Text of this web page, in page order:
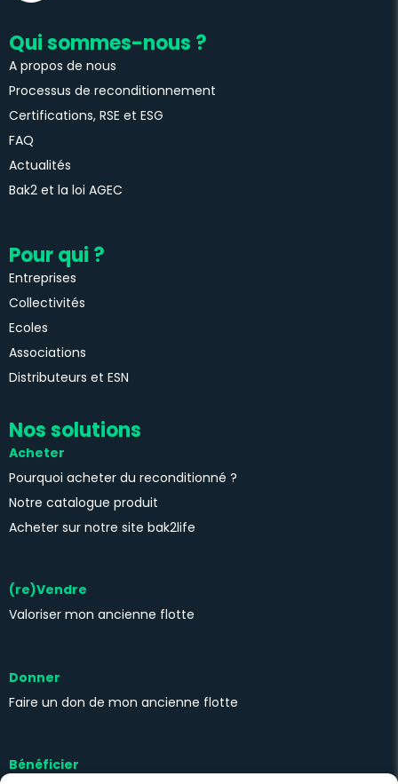
Qui sommes-nous ?
A propos de nous
Processus de reconditionnement
Certifications, RSE et ESG
FAQ
Actualités
Bak2 et la loi AGEC
Pour qui ?
Entreprises
Collectivités
Ecoles
Associations
Distributeurs et ESN
Nos solutions
Acheter
Pourquoi acheter du reconditionné ?
Notre catalogue produit
Acheter sur notre site bak2life
(re)Vendre
Valoriser mon ancienne flotte
Donner
Faire un don de mon ancienne flotte
Bénéficier